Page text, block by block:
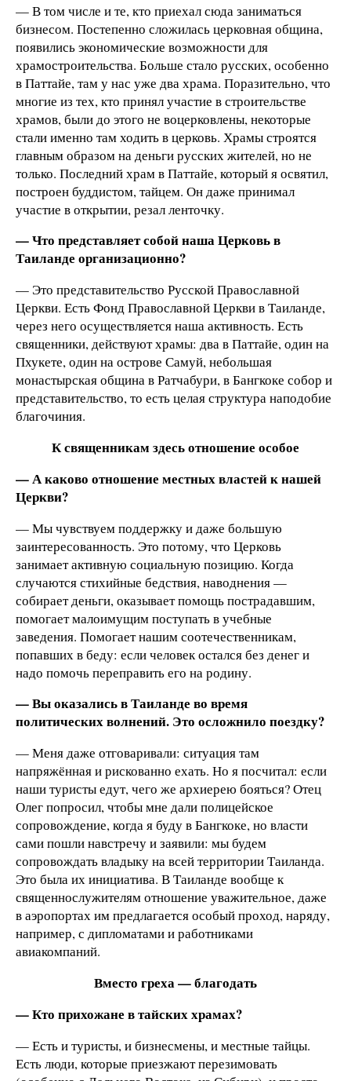
— В том числе и те, кто приехал сюда заниматься
бизнесом. Постепенно сложилась церковная община,
появились экономические возможности для
храмостроительства. Больше стало русских, особенно
в Паттайе, там у нас уже два храма. Поразительно, что
многие из тех, кто принял участие в строительстве
храмов, были до этого не воцерковлены, некоторые
стали именно там ходить в церковь. Храмы строятся
главным образом на деньги русских жителей, но не
только. Последний храм в Паттайе, который я освятил,
построен буддистом, тайцем. Он даже принимал
участие в открытии, резал ленточку.
— Что представляет собой наша Церковь в
Таиланде организационно?
— Это представительство Русской Православной
Церкви. Есть Фонд Православной Церкви в Таиланде,
через него осуществляется наша активность. Есть
священники, действуют храмы: два в Паттайе, один на
Пхукете, один на острове Самуй, небольшая
монастырская община в Ратчабури, в Бангкоке собор и
представительство, то есть целая структура наподобие
благочиния.
К священникам здесь отношение особое
— А каково отношение местных властей к нашей
Церкви?
— Мы чувствуем поддержку и даже большую
заинтересованность. Это потому, что Церковь
занимает активную социальную позицию. Когда
случаются стихийные бедствия, наводнения —
собирает деньги, оказывает помощь пострадавшим,
помогает малоимущим поступать в учебные
заведения. Помогает нашим соотечественникам,
попавших в беду: если человек остался без денег и
надо помочь переправить его на родину.
— Вы оказались в Таиланде во время
политических волнений. Это осложнило поездку?
— Меня даже отговаривали: ситуация там
напряжённая и рискованно ехать. Но я посчитал: если
наши туристы едут, чего же архиерею бояться? Отец
Олег попросил, чтобы мне дали полицейское
сопровождение, когда я буду в Бангкоке, но власти
сами пошли навстречу и заявили: мы будем
сопровождать владыку на всей территории Таиланда.
Это была их инициатива. В Таиланде вообще к
священнослужителям отношение уважительное, даже
в аэропортах им предлагается особый проход, наряду,
например, с дипломатами и работниками
авиакомпаний.
Вместо греха — благодать
— Кто прихожане в тайских храмах?
— Есть и туристы, и бизнесмены, и местные тайцы.
Есть люди, которые приезжают перезимовать